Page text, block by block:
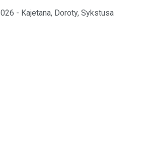
- Kajetana, Doroty, Sykstusa